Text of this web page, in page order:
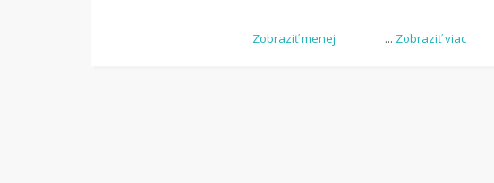
... Zobraziť viac
Zobraziť menej